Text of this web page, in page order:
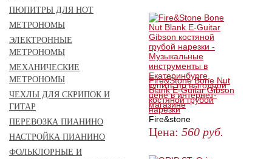
Fire&Stone Bone Nut
Blank E-Guitar Gibson
костяной грубой
нарезки
Fire&stone
Цена: 560 руб.
ПЮПИТРЫ ДЛЯ НОТ
МЕТРОНОМЫ
ЭЛЕКТРОННЫЕ
МЕТРОНОМЫ
МЕХАНИЧЕСКИЕ
МЕТРОНОМЫ
ЧЕХЛЫ ДЛЯ СКРИПОК И
ГИТАР
ПЕРЕВОЗКА ПИАНИНО
НАСТРОЙКА ПИАНИНО
ФОЛЬКЛОРНЫЕ И